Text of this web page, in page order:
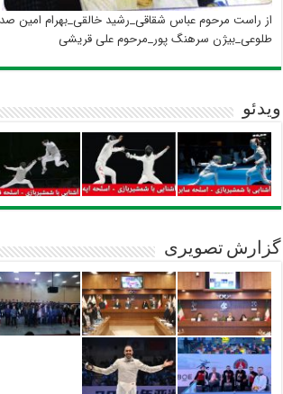
از راست مرحوم عباس شقاقی_رشید خالقی_بهرام امین
طلوعی_بیژن سرهنگ پور_مرحوم علی قریشی
ویدئو
گزارش تصویری